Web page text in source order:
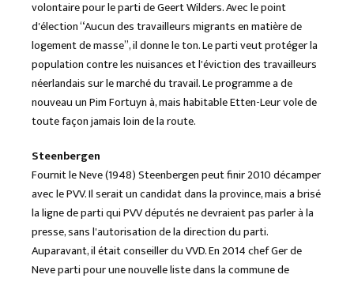
volontaire pour le parti de Geert Wilders. Avec le point
d'élection “Aucun des travailleurs migrants en matière de
logement de masse”, il donne le ton. Le parti veut protéger la
population contre les nuisances et l'éviction des travailleurs
néerlandais sur le marché du travail. Le programme a de
nouveau un Pim Fortuyn à, mais habitable Etten-Leur vole de
toute façon jamais loin de la route.
Steenbergen
Fournit le Neve (1948) Steenbergen peut finir 2010 décamper
avec le PVV. Il serait un candidat dans la province, mais a brisé
la ligne de parti qui PVV députés ne devraient pas parler à la
presse, sans l'autorisation de la direction du parti.
Auparavant, il était conseiller du VVD. En 2014 chef Ger de
Neve parti pour une nouvelle liste dans la commune de